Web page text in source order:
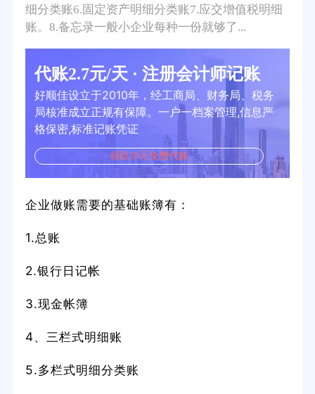
细分类账6.固定资产明细分类账7.应交增值税明细
账。8.备忘录一般小企业每种一份就够了...
代账2.7元/天 · 注册会计师记账
好顺佳设立于2010年，经工商局、财务局、税务
局核准成立正规有保障。一户一档案管理,信息严
格保密,标准记账凭证
领取30天免费代账
企业做账需要的基础账簿有：
1.总账
2.银行日记帐
3.现金帐簿
4、三栏式明细账
5.多栏式明细分类账